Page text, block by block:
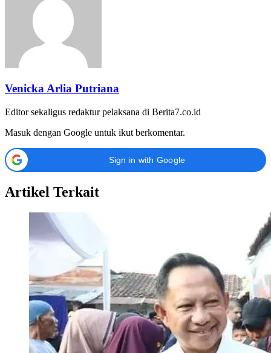
Venicka Arlia Putriana
Editor sekaligus redaktur pelaksana di Berita7.co.id
Masuk dengan Google untuk ikut berkomentar.
Sign in with Google
Artikel Terkait